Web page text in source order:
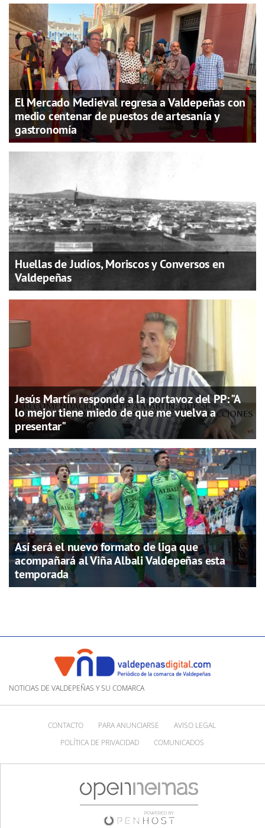
El Mercado Medieval regresa a Valdepeñas con
medio centenar de puestos de artesanía y
gastronomía
Huellas de Judíos, Moriscos y Conversos en
Valdepeñas
Jesús Martín responde a la portavoz del PP: "A
lo mejor tiene miedo de que me vuelva a
presentar"
Así será el nuevo formato de liga que
acompañará al Viña Albali Valdepeñas esta
temporada
NOTICIAS DE VALDEPEÑAS Y SU COMARCA
CONTACTO PARA ANUNCIARSE
AVISO LEGAL
POLÍTICA DE PRIVACIDAD
COMUNICADOS